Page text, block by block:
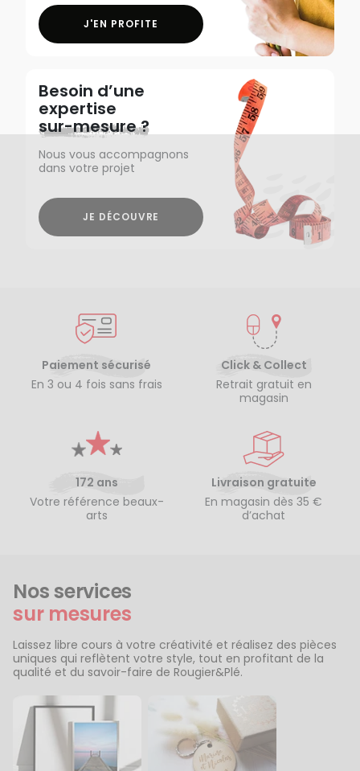
J'EN PROFITE
Besoin d’une
expertise
sur-mesure ?
Nous vous accompagnons
dans votre projet
JE DÉCOUVRE
Paiement sécurisé
En 3 ou 4 fois sans frais
Click & Collect
Retrait gratuit en
magasin
172 ans
Votre référence beaux-
arts
Livraison gratuite
En magasin dès 35 €
d’achat
Nos services
sur mesures
Laissez libre cours à votre créativité et réalisez des pièces
uniques qui reflètent votre style, tout en profitant de la
qualité et du savoir-faire de Rougier&Plé.